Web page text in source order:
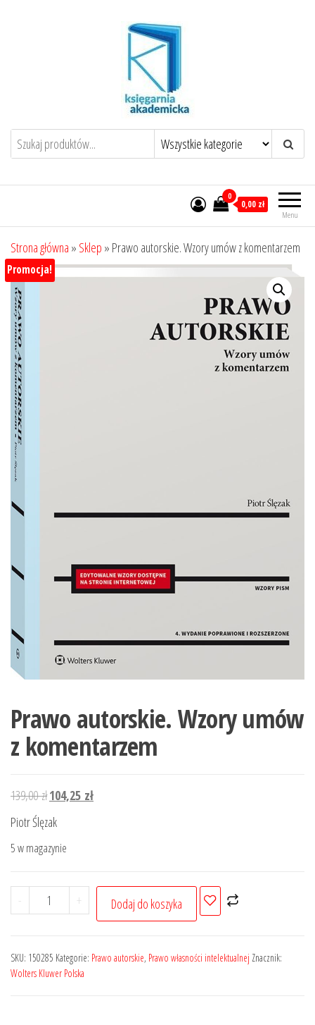
Menu
0
0,00 zł
Strona główna » Sklep » Prawo autorskie. Wzory umów z komentarzem
Promocja!
Prawo autorskie. Wzory umów
z komentarzem
139,00złPierwotna
cena
139,00 zł.
104,25 złAktualna
Piotr Ślęzak
5 w magazynie
-
ilość
Prawo
Wzory
umów
+ Dodaj do koszyka
SKU: 150285 Kategorie: Prawo autorskie, Prawo własności intelektualnej Znacznik:
Wolters Kluwer Polska